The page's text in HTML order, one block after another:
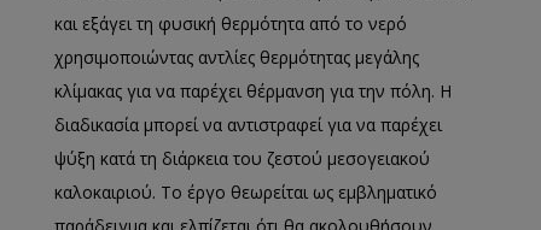
και εξάγει τη φυσική θερμότητα από το νερό
χρησιμοποιώντας αντλίες θερμότητας μεγάλης
κλίμακας για να παρέχει θέρμανση για την πόλη. Η
διαδικασία μπορεί να αντιστραφεί για να παρέχει
ψύξη κατά τη διάρκεια του ζεστού μεσογειακού
καλοκαιριού. Το έργο θεωρείται ως εμβληματικό
παράδειγμα και ελπίζεται ότι θα ακολουθήσουν